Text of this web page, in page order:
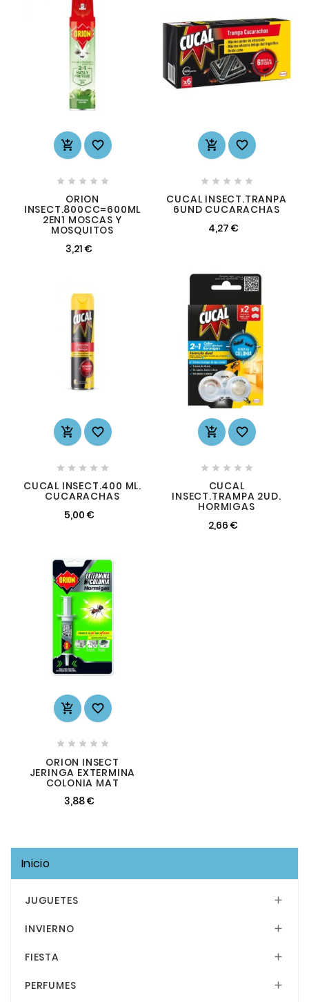
 
    
ORION
INSECT.800CC=600ML
2EN1 MOSCAS Y
MOSQUITOS
3,21 €
 
    
CUCAL INSECT.TRANPA
6UND CUCARACHAS
4,27 €
 
    
CUCAL INSECT.400 ML.
CUCARACHAS
5,00 €
 
    
CUCAL
INSECT.TRAMPA 2UD.
HORMIGAS
2,66 €
 
    
ORION INSECT
JERINGA EXTERMINA
COLONIA MAT
3,88 €
Inicio
JUGUETES 
INVIERNO 
FIESTA 
PERFUMES 